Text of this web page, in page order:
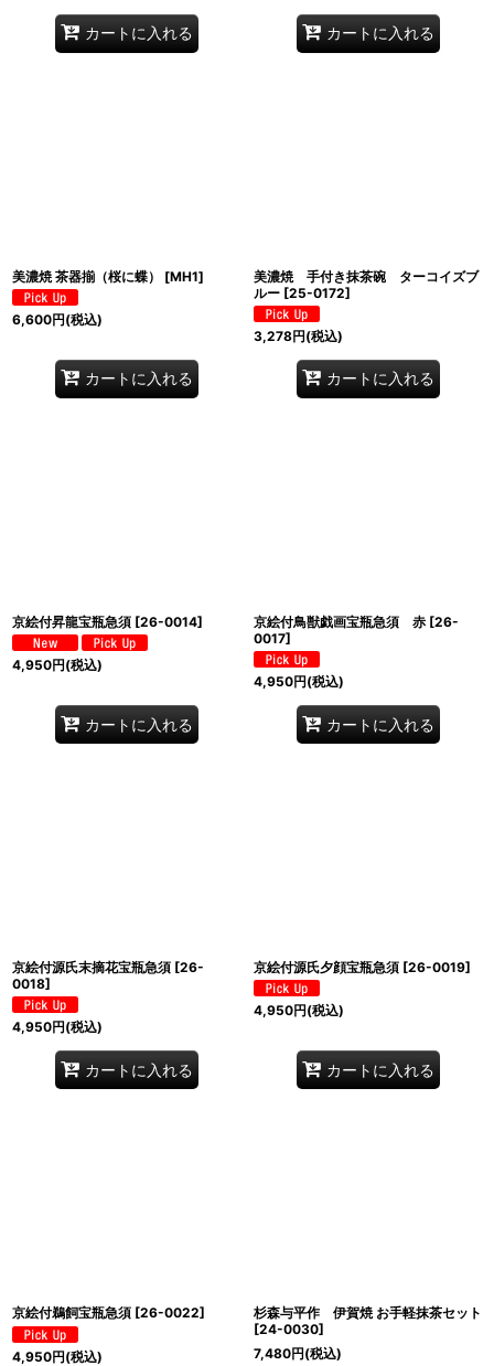
カートに入れる カートに入れる
美濃焼 茶器揃（桜に蝶） [MH1]
6,600円(税込)
カートに入れる
美濃焼 手付き抹茶碗 ターコイズブ
ルー [25-0172]
3,278円(税込)
カートに入れる
京絵付昇龍宝瓶急須 [26-0014]
4,950円(税込)
カートに入れる
京絵付鳥獣戯画宝瓶急須 赤 [26-
0017]
4,950円(税込)
カートに入れる
京絵付源氏末摘花宝瓶急須 [26-
0018]
4,950円(税込)
カートに入れる
京絵付源氏夕顔宝瓶急須 [26-0019]
4,950円(税込)
カートに入れる
京絵付鵜飼宝瓶急須 [26-0022]
4,950円(税込)
杉森与平作 伊賀焼 お手軽抹茶セット
[24-0030]
7,480円(税込)